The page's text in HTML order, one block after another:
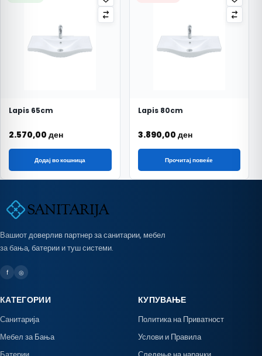
Lapis 65cm
2.570,00 ден
Додај во кошница
Lapis 80cm
3.890,00 ден
Прочитај повеќе
Вашиот доверлив партнер за санитарии, мебел
за бања, батерии и туш системи.
f ◎
КАТЕГОРИИ
Санитарија
Мебел за Бања
КУПУВАЊЕ
Политика на Приватност
Услови и Правила